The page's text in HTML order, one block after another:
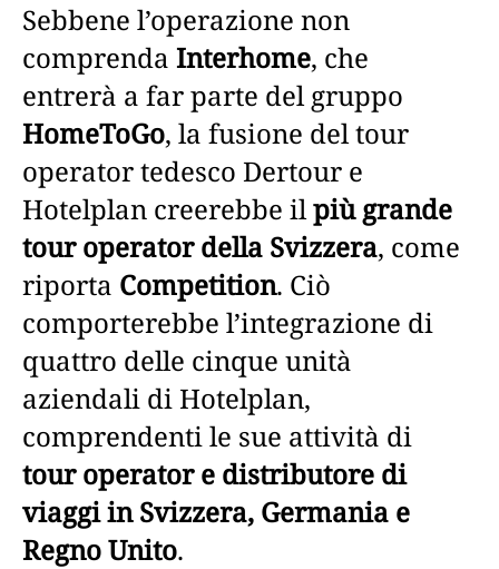
Sebbene l’operazione non
comprenda Interhome, che
entrerà a far parte del gruppo
HomeToGo, la fusione del tour
operator tedesco Dertour e
Hotelplan creerebbe ilpiù grande
tour operator della Svizzera, come
riporta Competition. Ciò
comporterebbe l’integrazione di
quattro delle cinque unità
aziendali di Hotelplan,
comprendenti le sue attività di
tour operator e distributore di
viaggi in Svizzera, Germania e
Regno Unito.